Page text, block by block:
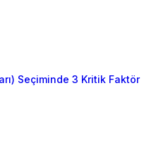
Seçiminde 3 Kritik Faktör